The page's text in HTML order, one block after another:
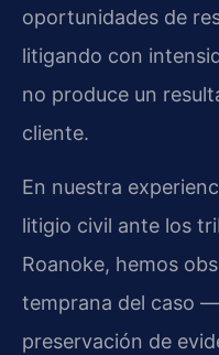
oportunidades de
litigando con
no produce un
cliente.
En nuestra
litigio civil ante los
Roanoke, hemos
temprana del caso
preservación de